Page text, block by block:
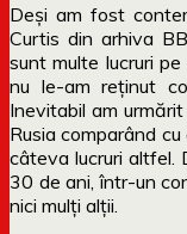
Deși am fost
Curtis din arhiva
sunt multe lucruri
nu le-am reținut
Inevitabil am
Rusia comparând
câteva lucruri altfel.
30 de ani, într-un
nici mulți alții.